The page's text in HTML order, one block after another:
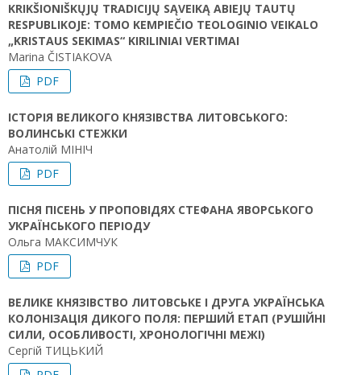
KRIKŠIONIŠKŲJŲ TRADICIJŲ SĄVEIKĄ ABIEJŲ TAUTŲ
RESPUBLIKOJE: TOMO KEMPIEČIO TEOLOGINIO VEIKALO
„KRISTAUS SEKIMAS“ KIRILINIAI VERTIMAI
Marina ČISTIAKOVA
PDF
ІСТОРІЯ ВЕЛИКОГО КНЯЗІВСТВА ЛИТОВСЬКОГО:
ВОЛИНСЬКІ СТЕЖКИ
Анатолій МІНІЧ
PDF
ПІСНЯ ПІСЕНЬ У ПРОПОВІДЯХ СТЕФАНА ЯВОРСЬКОГО
УКРАЇНСЬКОГО ПЕРІОДУ
Ольга МАКСИМЧУК
PDF
ВЕЛИКЕ КНЯЗІВСТВО ЛИТОВСЬКЕ І ДРУГА УКРАЇНСЬКА
КОЛОНІЗАЦІЯ ДИКОГО ПОЛЯ: ПЕРШИЙ ЕТАП (РУШІЙНІ
СИЛИ, ОСОБЛИВОСТІ, ХРОНОЛОГІЧНІ МЕЖІ)
Сергій ТИЦЬКИЙ